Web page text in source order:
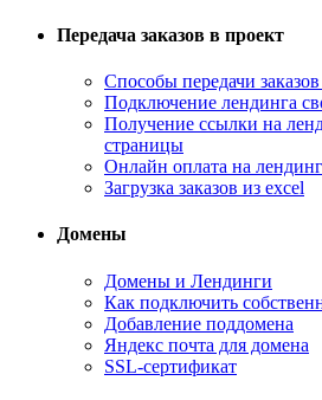
Передача заказов в проект
Способы передачи
Подключение лендинга
Получение ссылки на
страницы
Онлайн оплата на
Загрузка заказов из excel
Домены
Домены и Лендинги
Как подключить
Добавление поддомена
Яндекс почта для домена
SSL-сертификат